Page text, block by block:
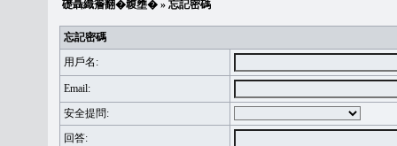
礎聶織簷翻�䪖壅� » 忘記密碼
忘記密碼
用戶名:
Email:
安全提問:
回答: